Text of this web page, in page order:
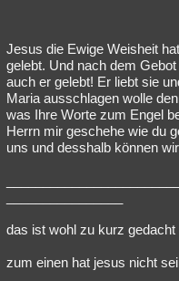
Jesus die Ewige Weisheit
gelebt. Und nach dem
auch er gelebt! Er liebt sie
Maria ausschlagen wolle
was Ihre Worte zum Engel
Herrn mir geschehe wie du
uns und desshalb können
das ist wohl zu kurz gedacht
zum einen hat jesus nicht